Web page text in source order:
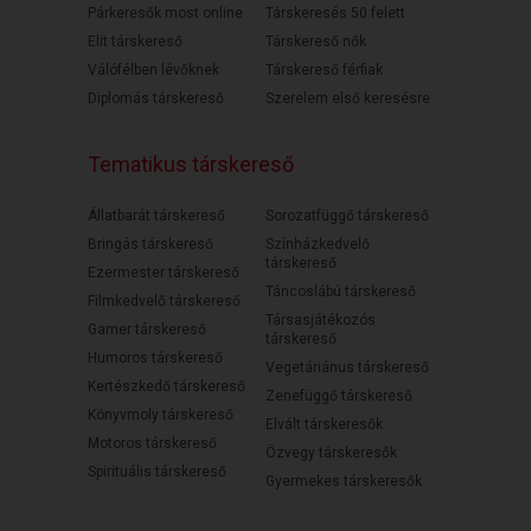
Párkeresők most online
Elit társkereső
Válófélben lévőknek
Diplomás társkereső
Társkeresés 50 felett
Társkereső nők
Társkereső férfiak
Szerelem első keresésre
Tematikus társkereső
Állatbarát társkereső
Bringás társkereső
Ezermester társkereső
Filmkedvelő társkereső
Gamer társkereső
Humoros társkereső
Kertészkedő társkereső
Könyvmoly társkereső
Motoros társkereső
Spirituális társkereső
Sorozatfüggő társkereső
Színházkedvelő
társkereső
Táncoslábú társkereső
Társasjátékozós
társkereső
Vegetáriánus társkereső
Zenefüggő társkereső
Elvált társkeresők
Özvegy társkeresők
Gyermekes társkeresők